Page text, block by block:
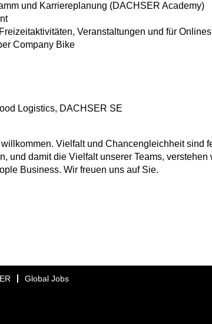
und Karriereplanung (DACHSER Academy)
Veranstaltungen und für
Company Bike
Logistics, DACHSER SE
Vielfalt und Chancengleichheit sind
und damit die Vielfalt unserer Teams,
Business. Wir freuen uns auf Sie.
Global Jobs